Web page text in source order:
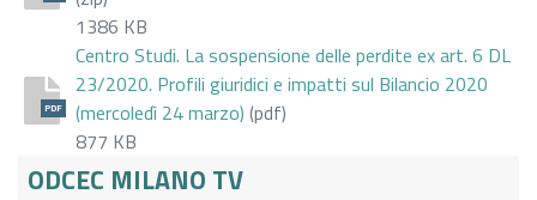
1386 KB
PDF
Centro Studi. La sospensione delle perdite ex art. 6 DL
23/2020. Profili giuridici e impatti sul Bilancio 2020
(mercoledì 24 marzo) (pdf)
877 KB
ODCEC MILANO TV